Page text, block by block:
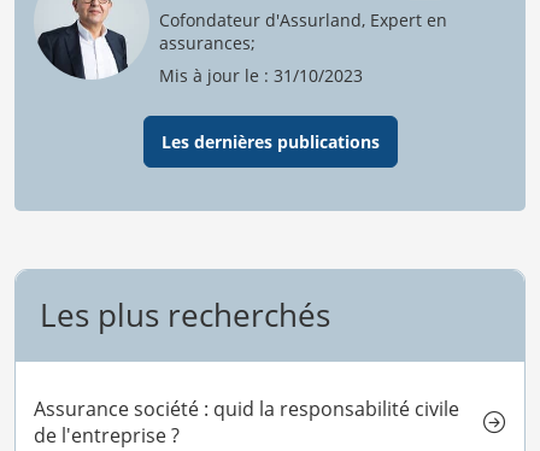
Cofondateur d'Assurland, Expert en
assurances;
Mis à jour le : 31/10/2023
Les dernières publications
Les plus recherchés
Assurance société : quid la responsabilité civile
de l'entreprise ?